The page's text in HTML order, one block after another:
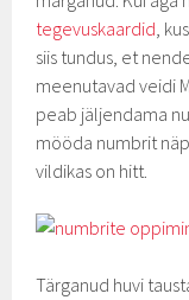
tegevuskaardid,
siis tundus, et
meenutavad veidi
peab jäljendama
mööda numbrit
vildikas on hitt.
Tärganud huvi